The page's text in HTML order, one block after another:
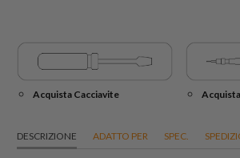
Acquista Cacciavite
DESCRIZIONE ADATTO PER SPEC.